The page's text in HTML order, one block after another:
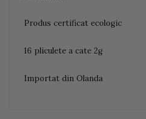
Produs certificat ecologic
16 pliculete a cate 2g
Importat din Olanda